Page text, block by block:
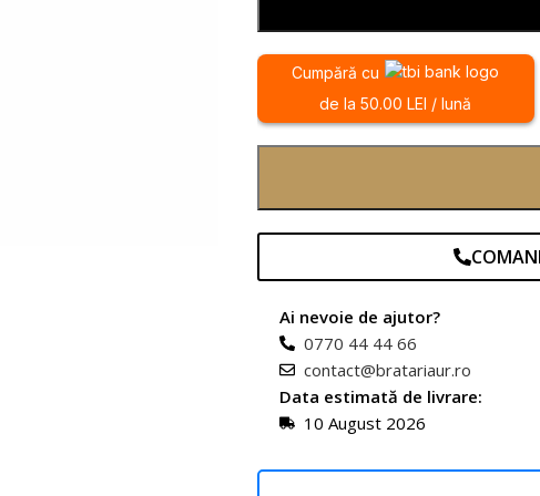
Cumpără cu
de la 50.00 LEI / lună
Ai nevoie de ajutor?
0770 44 44 66
contact@bratariaur.ro
Data estimată de livrare:
10 August 2026